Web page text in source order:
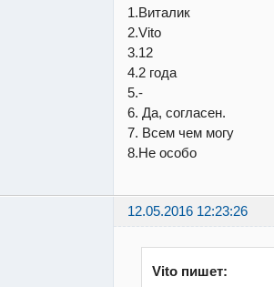
1.Виталик
2.Vito
3.12
4.2 года
5.-
6. Да, согласен.
7. Всем чем могу
8.Не особо
12.05.2016 12:23:26
Vito пишет: